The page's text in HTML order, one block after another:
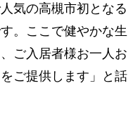
気の高槻市初となる
。ここで健やかな生
ご入居者様お一人お
ご提供します」と話